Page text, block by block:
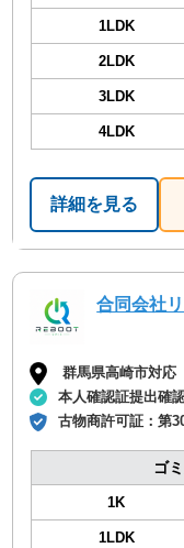
1LDK
2LDK
3LDK
4LDK
詳細を見る
合同会社
群馬県高崎市対応
本人確認証提出確
古物商許可証：第
ゴ
1K
1LDK